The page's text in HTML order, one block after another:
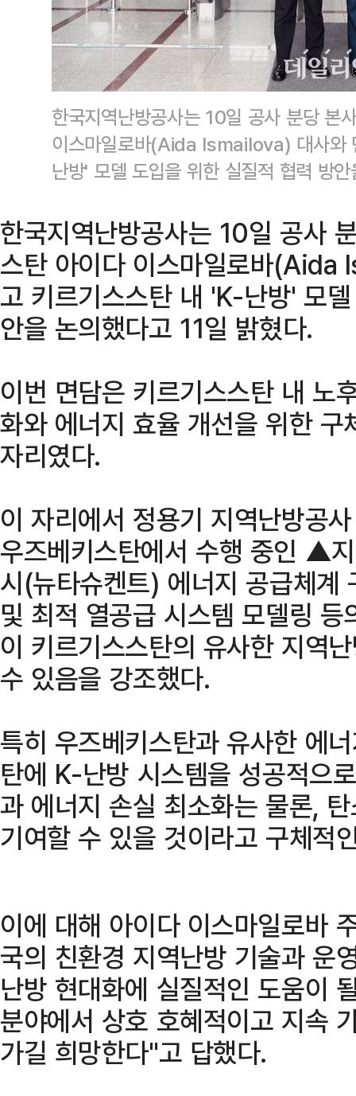
한국지역난방공사는 10일 공사 분당 본
이스마일로바(Aida Ismailova) 대사와
난방' 모델 도입을 위한 실질적 협력 방
한국지역난방공사는 10일 공사
스탄 아이다 이스마일로바
고 키르기스스탄 내 'K-난방' 모
안을 논의했다고 11일 밝혔다.
이번 면담은 키르기스스탄 내 노
화와 에너지 효율 개선을 위한
자리였다.
이 자리에서 정용기 지역난방공
우즈베키스탄에서 수행 중인 ▲
시(뉴타슈켄트) 에너지 공급체
및 최적 열공급 시스템 모델링
이 키르기스스탄의 유사한 지역
수 있음을 강조했다.
특히 우즈베키스탄과 유사한 에
탄에 K-난방 시스템을 성공적으
과 에너지 손실 최소화는 물론,
기여할 수 있을 것이라고 구체적
이에 대해 아이다 이스마일로바
국의 친환경 지역난방 기술과 운
난방 현대화에 실질적인 도움이
분야에서 상호 호혜적이고 지속
가길 희망한다"고 답했다.